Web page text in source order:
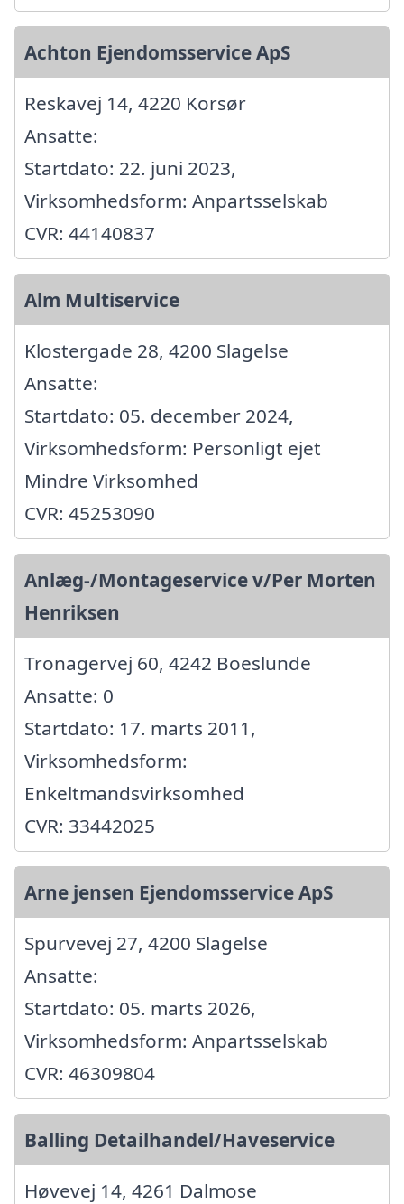
Achton Ejendomsservice ApS
Reskavej 14, 4220 Korsør
Ansatte:
Startdato: 22. juni 2023,
Virksomhedsform: Anpartsselskab
CVR: 44140837
Alm Multiservice
Klostergade 28, 4200 Slagelse
Ansatte:
Startdato: 05. december 2024,
Virksomhedsform: Personligt ejet
Mindre Virksomhed
CVR: 45253090
Anlæg-/Montageservice v/Per Morten
Henriksen
Tronagervej 60, 4242 Boeslunde
Ansatte: 0
Startdato: 17. marts 2011,
Virksomhedsform:
Enkeltmandsvirksomhed
CVR: 33442025
Arne jensen Ejendomsservice ApS
Spurvevej 27, 4200 Slagelse
Ansatte:
Startdato: 05. marts 2026,
Virksomhedsform: Anpartsselskab
CVR: 46309804
Balling Detailhandel/Haveservice
Høvevej 14, 4261 Dalmose